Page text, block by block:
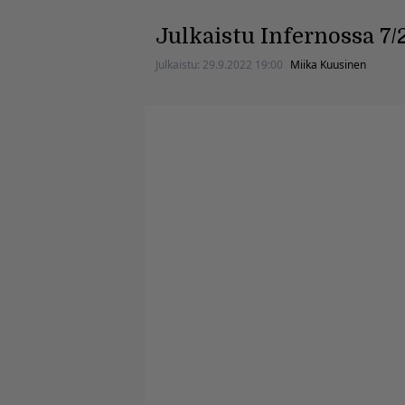
Julkaistu Infernossa 7/
Julkaistu: 29.9.2022 19:00 Miika Kuusinen